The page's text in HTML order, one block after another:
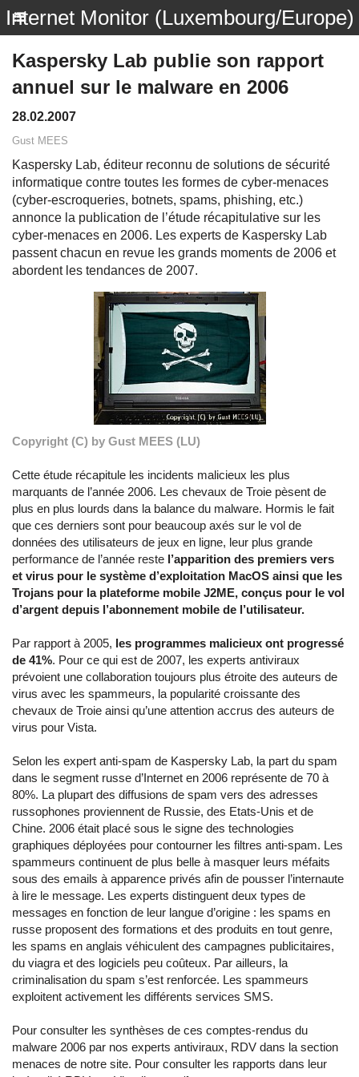
Internet Monitor (Luxembourg/Europe)
Kaspersky Lab publie son rapport
annuel sur le malware en 2006
28.02.2007
Gust MEES
Kaspersky Lab, éditeur reconnu de solutions de sécurité
informatique contre toutes les formes de cyber-menaces
(cyber-escroqueries, botnets, spams, phishing, etc.)
annonce la publication de l’étude récapitulative sur les
cyber-menaces en 2006. Les experts de Kaspersky Lab
passent chacun en revue les grands moments de 2006 et
abordent les tendances de 2007.
Copyright (C) by Gust MEES (LU)
Cette étude récapitule les incidents malicieux les plus
marquants de l’année 2006. Les chevaux de Troie pèsent de
plus en plus lourds dans la balance du malware. Hormis le fait
que ces derniers sont pour beaucoup axés sur le vol de
données des utilisateurs de jeux en ligne, leur plus grande
performance de l’année reste l’apparition des premiers vers
et virus pour le système d’exploitation MacOS ainsi que les
Trojans pour la plateforme mobile J2ME, conçus pour le vol
d’argent depuis l’abonnement mobile de l’utilisateur.
Par rapport à 2005, les programmes malicieux ont progressé
de 41%. Pour ce qui est de 2007, les experts antiviraux
prévoient une collaboration toujours plus étroite des auteurs de
virus avec les spammeurs, la popularité croissante des
chevaux de Troie ainsi qu’une attention accrus des auteurs de
virus pour Vista.
Selon les expert anti-spam de Kaspersky Lab, la part du spam
dans le segment russe d’Internet en 2006 représente de 70 à
80%. La plupart des diffusions de spam vers des adresses
russophones proviennent de Russie, des Etats-Unis et de
Chine. 2006 était placé sous le signe des technologies
graphiques déployées pour contourner les filtres anti-spam. Les
spammeurs continuent de plus belle à masquer leurs méfaits
sous des emails à apparence privés afin de pousser l’internaute
à lire le message. Les experts distinguent deux types de
messages en fonction de leur langue d’origine : les spams en
russe proposent des formations et des produits en tout genre,
les spams en anglais véhiculent des campagnes publicitaires,
du viagra et des logiciels peu coûteux. Par ailleurs, la
criminalisation du spam s’est renforcée. Les spammeurs
exploitent activement les différents services SMS.
Pour consulter les synthèses de ces comptes-rendus du
malware 2006 par nos experts antiviraux, RDV dans la section
menaces de notre site. Pour consulter les rapports dans leur